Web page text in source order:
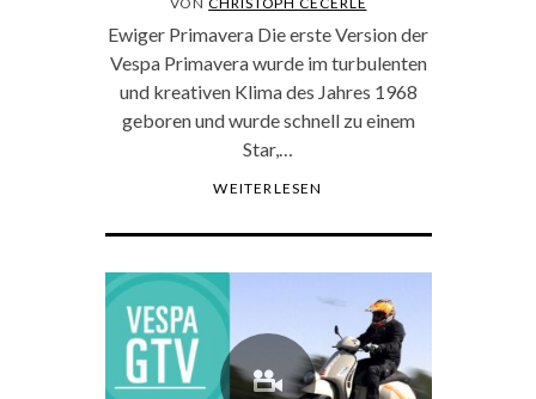
Ewiger Primavera Die erste Version der
Vespa Primavera wurde im turbulenten
und kreativen Klima des Jahres 1968
geboren und wurde schnell zu einem
Star,…
WEITERLESEN